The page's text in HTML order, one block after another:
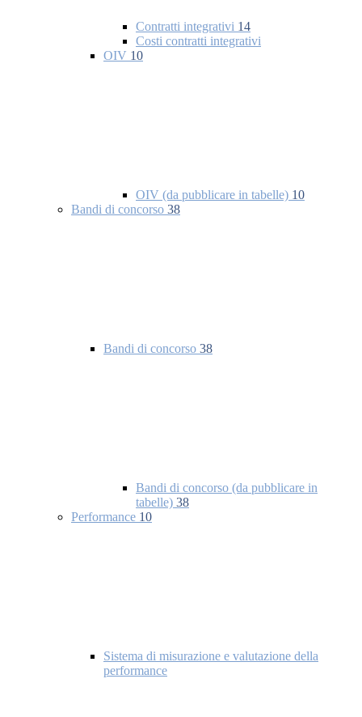
Contratti integrativi 14
Costi contratti integrativi
OIV 10
OIV (da pubblicare in tabelle) 10
Bandi di concorso 38
Bandi di concorso 38
Bandi di concorso (da pubblicare in
tabelle) 38
Performance 10
Sistema di misurazione e valutazione della
performance